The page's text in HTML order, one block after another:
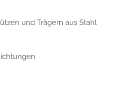
und Trägern aus Stahl